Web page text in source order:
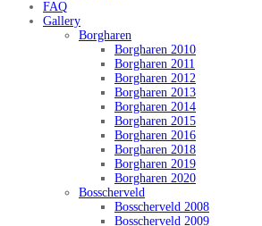
FAQ
Gallery
Borgharen
Borgharen 2010
Borgharen 2011
Borgharen 2012
Borgharen 2013
Borgharen 2014
Borgharen 2015
Borgharen 2016
Borgharen 2018
Borgharen 2019
Borgharen 2020
Bosscherveld
Bosscherveld 2008
Bosscherveld 2009